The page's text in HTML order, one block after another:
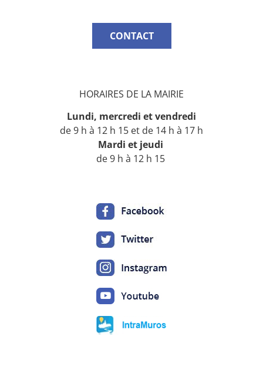
CONTACT
HORAIRES DE LA MAIRIE
Lundi, mercredi et vendredi
de 9 h à 12 h 15 et de 14 h à 17 h
Mardi et jeudi
de 9 h à 12 h 15